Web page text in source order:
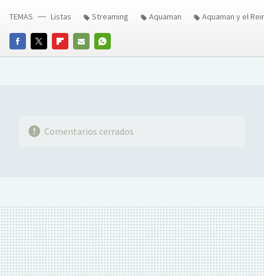
FACEBOOKTWITTERFLIPBOARD
E-
WHATSAPP
TEMAS Listas Streaming Aquaman Aquaman y el
Comentarios cerrados